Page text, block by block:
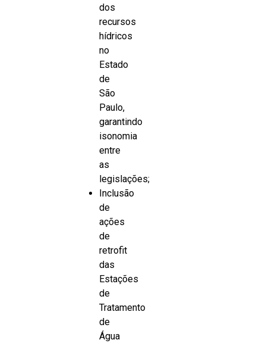
dos
recursos
hídricos
no
Estado
de
São
Paulo,
garantindo
isonomia
entre
as
legislações;
Inclusão
de
ações
de
retrofit
das
Estações
de
Tratamento
de
Água